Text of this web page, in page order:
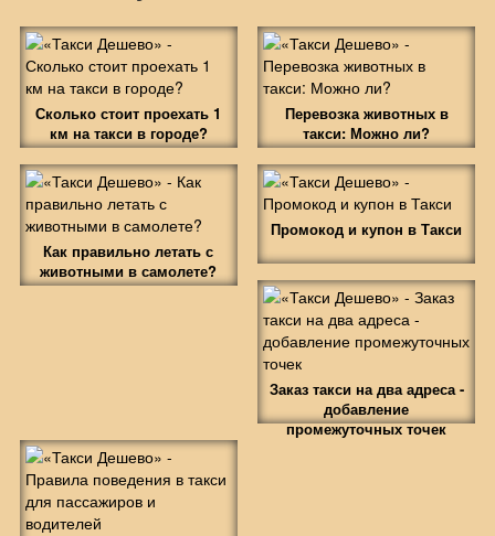
Сколько стоит проехать 1
км на такси в городе?
Перевозка животных в
такси: Можно ли?
Как правильно летать с
животными в самолете?
Промокод и купон в Такси
Заказ такси на два адреса -
добавление
промежуточных точек